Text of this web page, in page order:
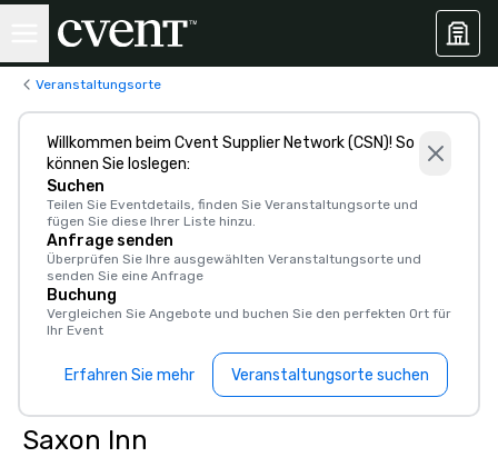
Veranstaltungsorte
Willkommen beim Cvent Supplier Network (CSN)! So
können Sie loslegen:
Suchen
Teilen Sie Eventdetails, finden Sie Veranstaltungsorte und
fügen Sie diese Ihrer Liste hinzu.
Anfrage senden
Überprüfen Sie Ihre ausgewählten Veranstaltungsorte und
senden Sie eine Anfrage
Buchung
Vergleichen Sie Angebote und buchen Sie den perfekten Ort für
Ihr Event
Erfahren Sie mehr Veranstaltungsorte suchen
Saxon Inn